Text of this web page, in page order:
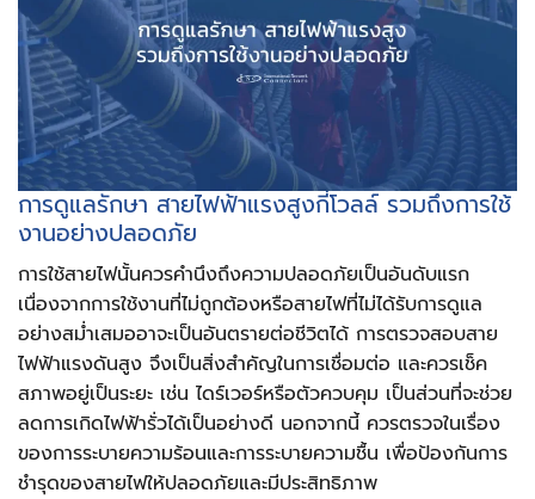
การดูแลรักษา สายไฟฟ้าแรงสูงกี่โวลล์ รวมถึงการใช้
งานอย่างปลอดภัย
การใช้สายไฟนั้นควรคำนึงถึงความปลอดภัยเป็นอันดับแรก
เนื่องจากการใช้งานที่ไม่ถูกต้องหรือสายไฟที่ไม่ได้รับการดูแล
อย่างสม่ำเสมออาจะเป็นอันตรายต่อชีวิตได้ การตรวจสอบสาย
ไฟฟ้าแรงดันสูง จึงเป็นสิ่งสำคัญในการเชื่อมต่อ และควรเช็ค
สภาพอยู่เป็นระยะ เช่น ไดร์เวอร์หรือตัวควบคุม เป็นส่วนที่จะช่วย
ลดการเกิดไฟฟ้ารั่วได้เป็นอย่างดี นอกจากนี้ ควรตรวจในเรื่อง
ของการระบายความร้อนและการระบายความชื้น เพื่อป้องกันการ
ชำรุดของสายไฟให้ปลอดภัยและมีประสิทธิภาพ